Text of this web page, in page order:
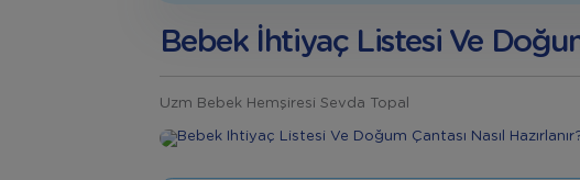
Bebek İhtiyaç Listesi Ve
Uzm Bebek Hemşiresi Sevda Topal